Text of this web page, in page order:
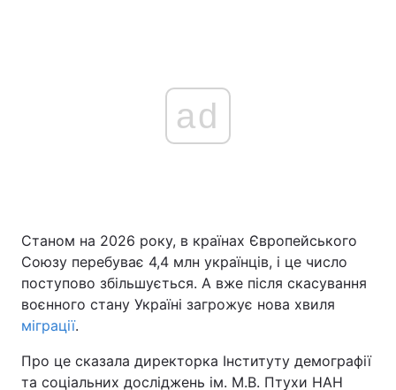
Головна Війна
Україна Політика
Економіка
Спорт Наука
ad
Станом на 2026 року, в країнах Європейського
Союзу перебуває 4,4 млн українців, і це число
поступово збільшується. А вже після скасування
воєнного стану Україні загрожує нова хвиля
міграції.
Про це сказала директорка Інституту демографії
та соціальних досліджень ім. М.В. Птухи НАН